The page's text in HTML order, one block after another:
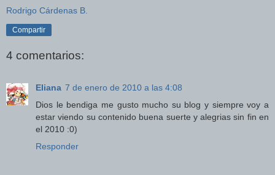
Rodrigo Cárdenas B.
Compartir
4 comentarios:
Eliana 7 de enero de 2010 a las 4:08
Dios le bendiga me gusto mucho su blog y siempre voy a
estar viendo su contenido buena suerte y alegrias sin fin en
el 2010 :0)
Responder